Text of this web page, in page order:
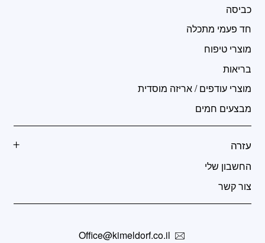
כביסה
חד פעמי מתכלה
מוצרי טיפוח
בריאות
מוצרי עודפים / אריזה מוסדית
מבצעים חמים
עזרה
החשבון שלי
צור קשר
Office@kimeldorf.co.il